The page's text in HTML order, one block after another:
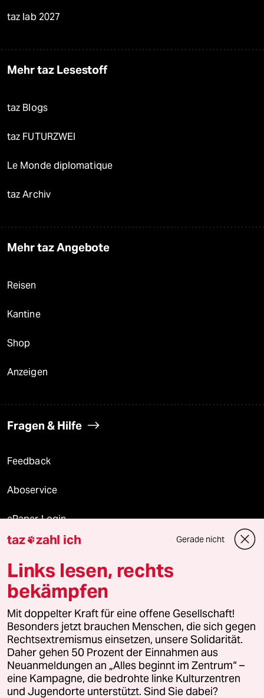
taz lab 2027
Mehr taz Lesestoff
taz Blogs
taz FUTURZWEI
Le Monde diplomatique
taz Archiv
Mehr taz Angebote
Reisen
Kantine
Shop
Anzeigen
Fragen & Hilfe
Feedback
Aboservice
ePaper Login
Downloads für Abonnierende
© 2026 taz Verlags und Vertriebs GmbH
Alle Rechte vorbehalten. Bei rechtlichen Fragen oder für Genehmigungen
wenden Sie sich bitte an
lizenzen@taz.de
Feedback Redaktionsstatut Kommune-Richtlinien
Leitlinie Informant Datenschutz Impressum AGB
taz zahl ich Gerade nicht
Links lesen, rechts
bekämpfen
Mit doppelter Kraft für eine offene Gesellschaft!
Besonders jetzt brauchen Menschen, die sich gegen
Rechtsextremismus einsetzen, unsere Solidarität.
Daher gehen 50 Prozent der Einnahmen aus
Neuanmeldungen an „Alles beginnt im Zentrum“ –
eine Kampagne, die bedrohte linke Kulturzentren
und Jugendorte unterstützt. Sind Sie dabei?